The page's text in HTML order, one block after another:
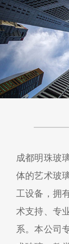
成都明珠玻
体的艺术玻
工设备，拥
术支持、专
系。本公司